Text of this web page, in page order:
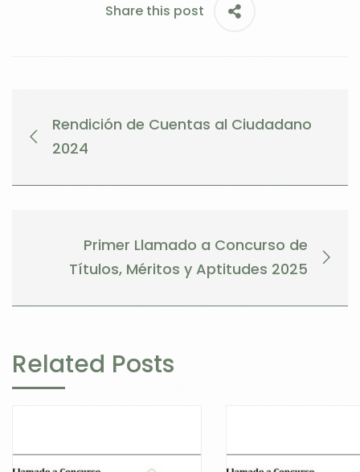
Share this post
Rendición de Cuentas al Ciudadano
2024
Primer Llamado a Concurso de
Títulos, Méritos y Aptitudes 2025
Related Posts